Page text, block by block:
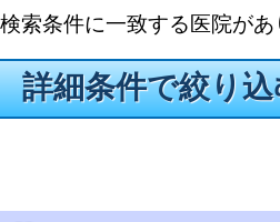
検索条件に一致する医院があ
詳細条件で絞り